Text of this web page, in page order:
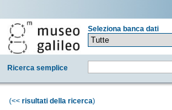
Seleziona banca dati
Ricerca semplice
(<< risultati della ricerca)